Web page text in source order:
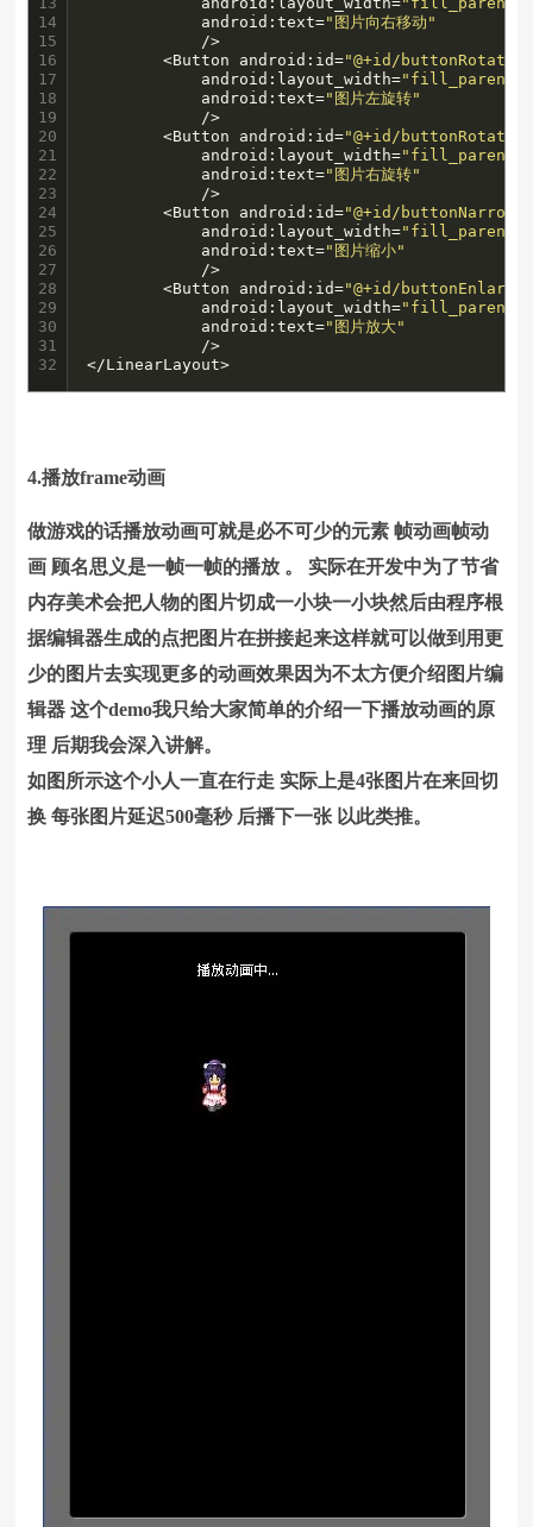
14
15
16
17
18
19
20
21
22
23
24
25
26
27
28
29
30
31
32
            android:text=
"图片向右移动"
            />
        <Button android:id=
"@+id/
            android:layout_width=
"fill_parent"
            android:text=
"图片左旋转"
            />
        <Button android:id=
"@+id/
            android:layout_width=
"fill_parent"
            android:text=
"图片右旋转"
            />
        <Button android:id=
"@+id/buttonNarrow"
            android:layout_width=
"fill_parent"
            android:text=
"图片缩小"
            />
        <Button android:id=
"@+id/
            android:layout_width=
"fill_parent"
            android:text=
"图片放大"
            />
</LinearLayout>
4.播放frame动画
做游戏的话播放动画可就是必不可少的元素 帧动画帧动
画 顾名思义是一帧一帧的播放 。 实际在开发中为了节省
内存美术会把人物的图片切成一小块一小块然后由程序根
据编辑器生成的点把图片在拼接起来这样就可以做到用更
少的图片去实现更多的动画效果因为不太方便介绍图片编
辑器 这个demo我只给大家简单的介绍一下播放动画的原
理 后期我会深入讲解。
如图所示这个小人一直在行走 实际上是4张图片在来回切
换 每张图片延迟500毫秒 后播下一张 以此类推。